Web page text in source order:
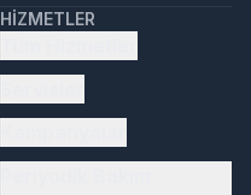
HIZMETLER